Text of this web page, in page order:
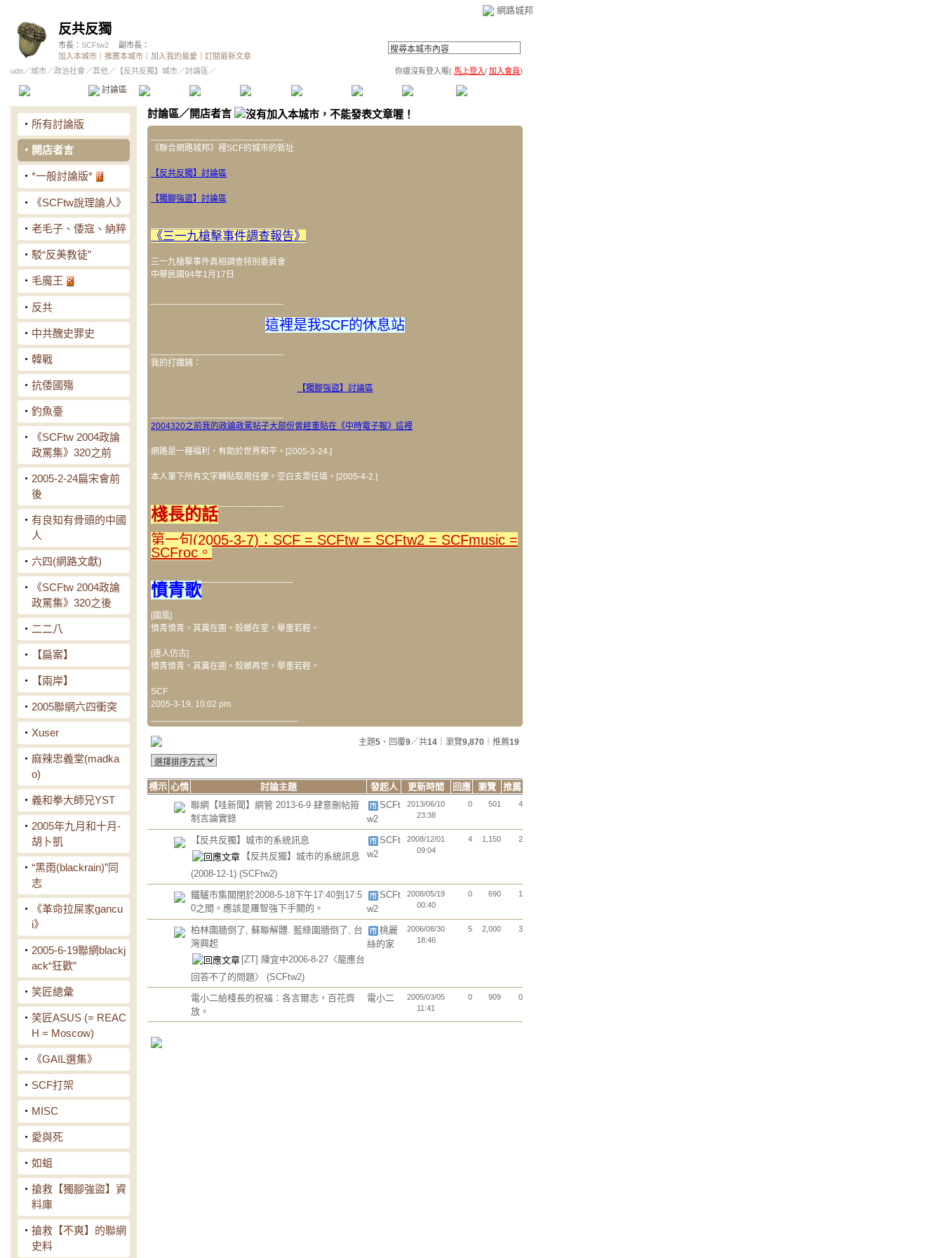
網路城邦
反共反獨
市長： SCFtw2
副市長：
加入本城市
推薦本城市 加入我的最愛
訂閱最新文章
udn／城市／政治社會 ／其他 ／ 【反共反獨】城市／討論區／ 你還沒有登入喔( 馬上登入/ 加入會員)
討論區 精華區 投票區 影像館 公告區 訪客簿 市政中心
‧ 所有討論版
‧ 開店者言
‧ *一般討論版*
‧ 《SCFtw說理論人》
‧ 老毛子、倭寇、納粹
‧ 駁“反美教徒”
‧ 毛魔王
‧ 反共
‧ 中共醜史罪史
‧ 韓戰
‧ 抗倭國殤
‧ 釣魚臺
‧
《SCFtw 2004政論
政罵集》320之前
‧ 2005-2-24扁宋會前
後
‧ 有良知有骨頭的中國
人
‧ 六四(網路文獻)
‧
《SCFtw 2004政論
政罵集》320之後
‧ 二二八
‧ 【扁案】
‧ 【兩岸】
‧ 2005聯網六四衝突
‧ Xuser
‧ 麻辣忠義堂(madka
o)
‧ 義和拳大師兄YST
‧ 2005年九月和十月-
胡卜凱
‧ “黑雨(blackrain)”同
志
‧
《革命拉屎家gancu
i》
‧ 2005-6-19聯網blackj
ack“狂歡”
‧ 笑匠總彙
‧ 笑匠ASUS (= REAC
H = Moscow)
‧ 《GAIL選集》
‧ SCF打架
‧ MISC
‧ 愛與死
‧ 如蛆
‧ 搶救【獨腳強盜】資
料庫
‧ 搶救【不爽】的聯網
史料
討論區／ 開店者言
《聯合網路城邦》裡SCF的城市的新址
【反共反獨】討論區
【獨腳強盜】討論區
《三一九槍擊事件調查報告》
三一九槍擊事件真相調查特別委員會
中華民國94年1月17日
這裡是我SCF的休息站
我的打鐵鋪：
【獨腳強盜】討論區
2004320之前我的政論政罵帖子大部份曾經重貼在《中時電子報》這裡
網路是一種福利，有助於世界和平。[2005-3-24.]
本人筆下所有文字轉貼取用任便。空白支票任填。[2005-4-2.]
棧長的話
第一句(2005-3-7)：SCF = SCFtw = SCFtw2 = SCFmusic =
SCFroc。
憤青歌
[國風]
憤青憤青，其糞在圊。殼螂在室，舉重若輕。
[唐人仿古]
憤青憤青，其糞在圊。殼螂再世，舉重若輕。
SCF
2005-3-19, 10:02 pm.
主題5 、回覆9／共14 ｜瀏覽9,870 ｜推薦19
標示 心情 討論主題 發起人 更新時間 回應 瀏覽
推薦
聯網【哇新聞】網管 2013-6-9 肆意刪帖箝
制言論實錄
SCFt
w2
2013/06/10
23:38
0 501 4
【反共反獨】城市的系統訊息
【反共反獨】城市的系統訊息
(2008-12-1) (SCFtw2)
SCFt
w2
2008/12/01
09:04
4 1,150 2
鐵驢市集關閉於2008-5-18下午17:40到17:5
0之間。應該是羅智強下手關的。
SCFt
w2
2008/05/19
00:40
0 690 1
柏林圍牆倒了, 蘇聯解體. 藍綠圍牆倒了, 台
灣興起
[ZT] 陳宜中2006-8-27〈龍應台
回答不了的問題〉 (SCFtw2)
桃麗
絲的家
2006/08/30
18:46
5 2,000 3
電小二給棧長的祝福：各言爾志，百花齊
放。
電小二
2005/03/05
11:41
0 909 0